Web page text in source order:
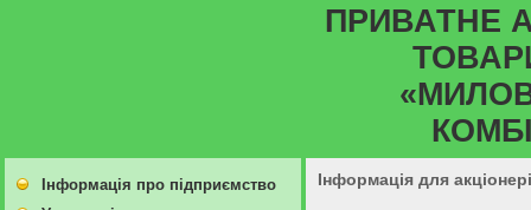
ПРИВАТНЕ
Інформація про підприємство
Інформація для